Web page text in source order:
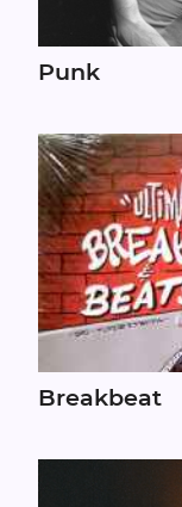
Punk
Breakbeat